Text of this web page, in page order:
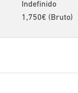
Indefinido
1,750€ (Bruto)